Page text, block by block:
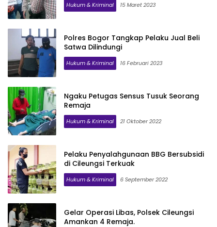
Hukum & Kriminal 15 Maret 2023
Polres Bogor Tangkap Pelaku Jual Beli
Satwa Dilindungi
Hukum & Kriminal 16 Februari 2023
Ngaku Petugas Sensus Tusuk Seorang
Remaja
Hukum & Kriminal 21 Oktober 2022
Pelaku Penyalahgunaan BBG Bersubsidi
di Cileungsi Terkuak
Hukum & Kriminal 6 September 2022
Gelar Operasi Libas, Polsek Cileungsi
Amankan 4 Remaja.